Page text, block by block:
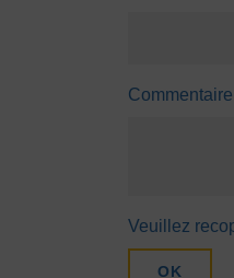
Commentaire
Veuillez
OK